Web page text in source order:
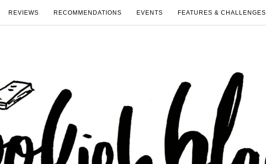
REVIEWS RECOMMENDATIONS EVENTS FEATURES & CHALLENGES